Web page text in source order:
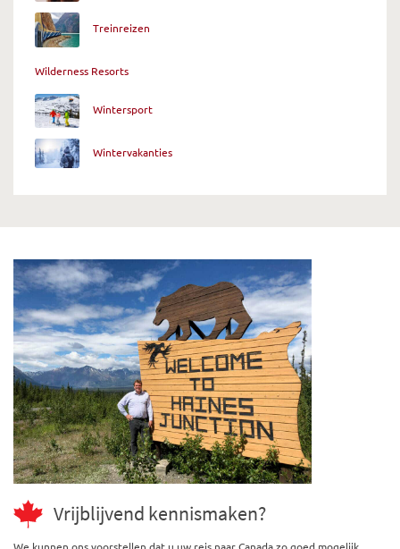
Treinreizen
Wilderness Resorts
Wintersport
Wintervakanties
Vrijblijvend kennismaken?
We kunnen ons voorstellen dat u uw reis naar Canada zo goed mogelijk